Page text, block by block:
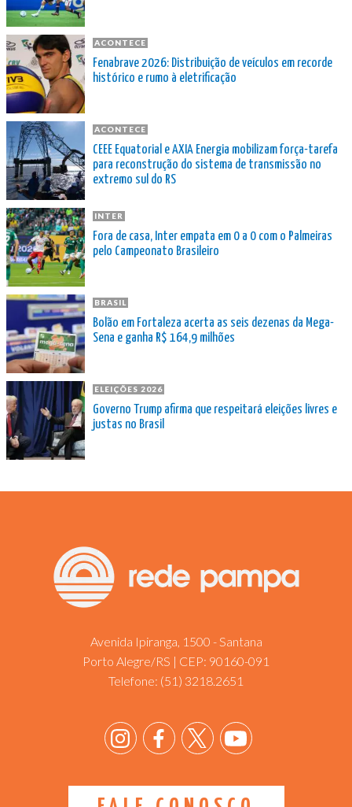
ACONTECE
Fenabrave 2026: Distribuição de veículos em recorde
histórico e rumo à eletrificação
ACONTECE
CEEE Equatorial e AXIA Energia mobilizam força-tarefa
para reconstrução do sistema de transmissão no
extremo sul do RS
INTER
Fora de casa, Inter empata em 0 a 0 com o Palmeiras
pelo Campeonato Brasileiro
BRASIL
Bolão em Fortaleza acerta as seis dezenas da Mega-
Sena e ganha R$ 164,9 milhões
ELEIÇÕES 2026
Governo Trump afirma que respeitará eleições livres e
justas no Brasil
Avenida Ipiranga, 1500 - Santana
Porto Alegre/RS | CEP: 90160-091
Telefone: (51) 3218.2651